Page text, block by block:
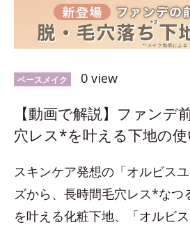
ベースメイク 0 view
【動画で解説】ファンデ
穴レス*を叶える下地の
スキンケア発想の「オルビス
ズから、長時間毛穴レス*なつ
を叶える化粧下地、「オルビ